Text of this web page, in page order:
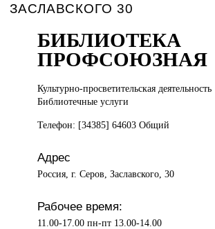
ЗАСЛАВСКОГО 30
БИБЛИОТЕКА
ПРОФСОЮЗНАЯ
Культурно-просветительская деятельность
Библиотечные услуги
Телефон: [34385] 64603 Общий
Адрес
Россия, г. Серов, Заславского, 30
Рабочее время:
11.00-17.00 пн-пт 13.00-14.00